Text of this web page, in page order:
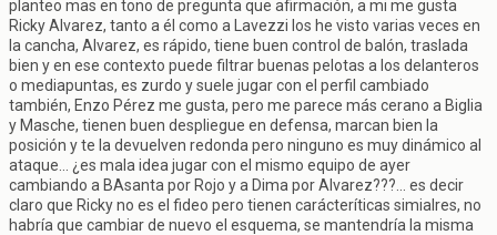
planteo mas en tono de pregunta que afirmación, a mi me gusta
Ricky Alvarez, tanto a él como a Lavezzi los he visto varias veces en
la cancha, Alvarez, es rápido, tiene buen control de balón, traslada
bien y en ese contexto puede filtrar buenas pelotas a los delanteros
o mediapuntas, es zurdo y suele jugar con el perfil cambiado
también, Enzo Pérez me gusta, pero me parece más cerano a Biglia
y Masche, tienen buen despliegue en defensa, marcan bien la
posición y te la devuelven redonda pero ninguno es muy dinámico al
ataque... ¿es mala idea jugar con el mismo equipo de ayer
cambiando a BAsanta por Rojo y a Dima por Alvarez???... es decir
claro que Ricky no es el fideo pero tienen carácteríticas simialres, no
habría que cambiar de nuevo el esquema, se mantendría la misma